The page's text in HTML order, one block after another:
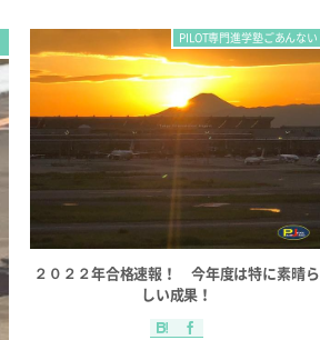
２０２２年合格速報！ 今年度は特に素晴ら
しい成果！
PILOT専門進学塾ごあんない